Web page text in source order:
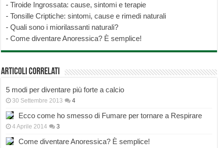
-Tiroide Ingrossata: cause, sintomi e terapie
-Tonsille Criptiche: sintomi, cause e rimedi naturali
-Quali sono i miorilassanti naturali?
-Come diventare Anoressica? È semplice!
Articoli correlati
5 modi per diventare più forte a calcio
30 Settembre 2013 4
Ecco come ho smesso di Fumare per tornare a Respirare
4 Aprile 2014 3
Come diventare Anoressica? È semplice!